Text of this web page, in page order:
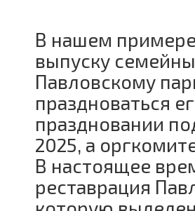
В нашем примере
выпуску
Павловскому
праздноваться
праздновании
2025, а
В настоящее
реставрация